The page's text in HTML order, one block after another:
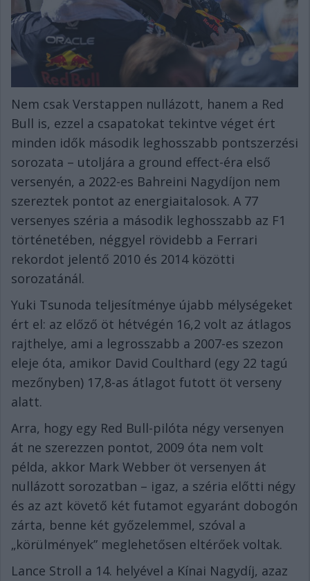
Nem csak Verstappen nullázott, hanem a Red
Bull is, ezzel a csapatokat tekintve véget ért
minden idők második leghosszabb pontszerzési
sorozata – utoljára a ground effect-éra első
versenyén, a 2022-es Bahreini Nagydíjon nem
szereztek pontot az energiaitalosok. A 77
versenyes széria a második leghosszabb az F1
történetében, néggyel rövidebb a Ferrari
rekordot jelentő 2010 és 2014 közötti
sorozatánál.
Yuki Tsunoda teljesítménye újabb mélységeket
ért el: az előző öt hétvégén 16,2 volt az átlagos
rajthelye, ami a legrosszabb a 2007-es szezon
eleje óta, amikor David Coulthard (egy 22 tagú
mezőnyben) 17,8-as átlagot futott öt verseny
alatt.
Arra, hogy egy Red Bull-pilóta négy versenyen
át ne szerezzen pontot, 2009 óta nem volt
példa, akkor Mark Webber öt versenyen át
nullázott sorozatban – igaz, a széria előtti négy
és az azt követő két futamot egyaránt dobogón
zárta, benne két győzelemmel, szóval a
„körülmények” meglehetősen eltérőek voltak.
Lance Stroll a 14. helyével a Kínai Nagydíj, azaz